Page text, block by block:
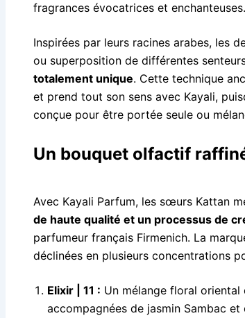
fragrances évocatrices et enchanteuses.
Inspirées par leurs racines arabes, les
ou superposition de différentes
totalement unique. Cette technique
et prend tout son sens avec Kayali,
conçue pour être portée seule ou
Un bouquet olfactif
Avec Kayali Parfum, les sœurs Kattan
de haute qualité et un processus de
parfumeur français Firmenich. La
déclinées en plusieurs concentrations
Elixir | 11 : Un mélange floral
accompagnées de jasmin Sambac et